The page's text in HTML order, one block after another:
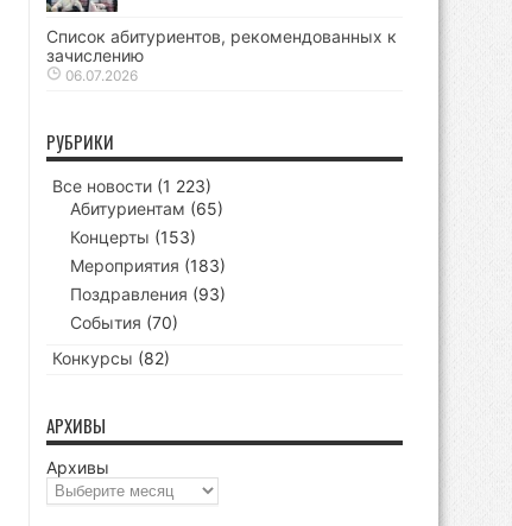
Список абитуриентов, рекомендованных к
зачислению
06.07.2026
РУБРИКИ
Все новости (1 223)
Абитуриентам (65)
Концерты (153)
Мероприятия (183)
Поздравления (93)
События (70)
Конкурсы (82)
АРХИВЫ
Архивы